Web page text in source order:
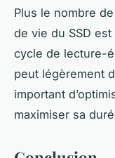
Plus le nombre
de vie du SSD
cycle de lecture-
peut légèrement
important
maximiser sa